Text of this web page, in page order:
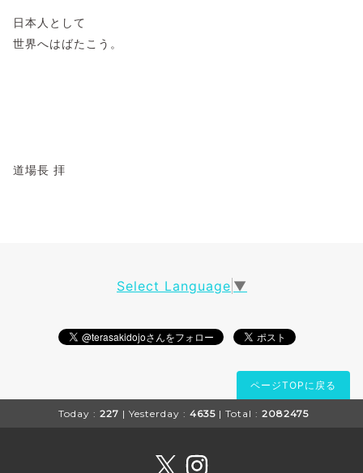
日本人として
世界へはばたこう。
道場長 拝
Select Language ▼
ページTOPに戻る
Today : 227 | Yesterday : 4635 | Total : 2082475